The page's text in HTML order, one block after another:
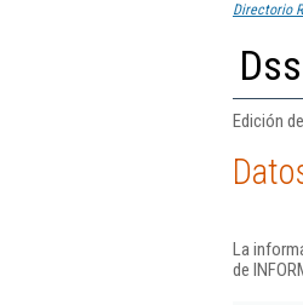
Directorio
Edición
La
de